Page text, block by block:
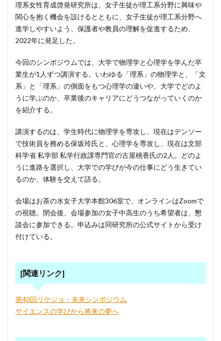
理系女性育成啓発研究所は、女子生徒が理工系分野に興味や
関心を抱く機会を設けるとともに、女子生徒が理工系分野へ
進学しやすいよう、保護者や教員の理解を促進するため、
2022年に発足した。
今回のシンポジウムでは、大学で物理学と心理学を学んだ卒
業生が1人ずつ講演する。いわゆる「理系」の物理学と、「文
系」と「理系」の側面をもつ心理学の違いや、大学でどのよ
うに学ぶのか、卒業後のキャリアにどうつながっていくのか
を紹介する。
講演するのは、学生時代に物理学を専攻し、現在はデンソー
で技術員を務める保坂玲氏と、心理学を専攻し、現在は文部
科学省 私学部 私学行政課専門官の古屋桃香氏の2人。どのよ
うに進路を選択し、大学での学びが今の仕事にどう生きてい
るのか、体験を交えて語る。
会場はお茶の水女子大学本館306室で、オンラインはZoomで
の視聴。閉会後、会場参加の女子中高生のうち希望者は、懇
談会に参加できる。申込みは同研究所の公式サイトから受け
付けている。
[関連リンク]
第40回リケジョ – 未来シンポジウム
サイエンスの学びから将来の夢へ